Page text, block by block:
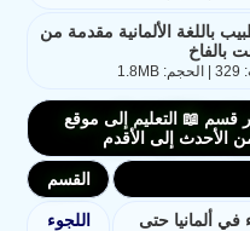
باللغة الألمانية مقدمة من
بالفاخ
قسم 📖 التعليم إلى موقع
الأحدث إلى الأقدم
القسم
في ألمانيا حتى
اللجوء